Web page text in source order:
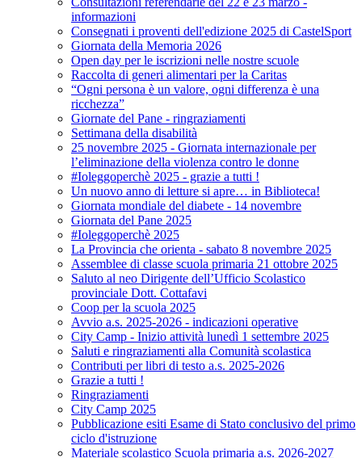
informazioni
Consegnati i proventi dell'edizione 2025 di CastelSport
Giornata della Memoria 2026
Open day per le iscrizioni nelle nostre scuole
Raccolta di generi alimentari per la Caritas
“Ogni persona è un valore, ogni differenza è una
ricchezza”
Giornate del Pane - ringraziamenti
Settimana della disabilità
25 novembre 2025 - Giornata internazionale per
l’eliminazione della violenza contro le donne
#Ioleggoperchè 2025 - grazie a tutti !
Un nuovo anno di letture si apre… in Biblioteca!
Giornata mondiale del diabete - 14 novembre
Giornata del Pane 2025
#Ioleggoperchè 2025
La Provincia che orienta - sabato 8 novembre 2025
Assemblee di classe scuola primaria 21 ottobre 2025
Saluto al neo Dirigente dell’Ufficio Scolastico
provinciale Dott. Cottafavi
Coop per la scuola 2025
Avvio a.s. 2025-2026 - indicazioni operative
City Camp - Inizio attività lunedì 1 settembre 2025
Saluti e ringraziamenti alla Comunità scolastica
Contributi per libri di testo a.s. 2025-2026
Grazie a tutti !
Ringraziamenti
City Camp 2025
Pubblicazione esiti Esame di Stato conclusivo del primo
ciclo d'istruzione
Materiale scolastico Scuola primaria a.s. 2026-2027